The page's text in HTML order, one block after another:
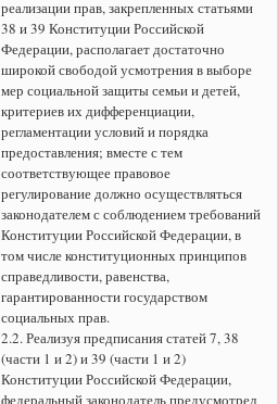
реализации прав, закрепленных статьями
38 и 39 Конституции Российской
Федерации, располагает достаточно
широкой свободой усмотрения в выборе
мер социальной защиты семьи и детей,
критериев их дифференциации,
регламентации условий и порядка
предоставления; вместе с тем
соответствующее правовое
регулирование должно осуществляться
законодателем с соблюдением требований
Конституции Российской Федерации, в
том числе конституционных принципов
справедливости, равенства,
гарантированности государством
социальных прав.
2.2. Реализуя предписания статей 7, 38
(части 1 и 2) и 39 (части 1 и 2)
Конституции Российской Федерации,
федеральный законодатель предусмотрел